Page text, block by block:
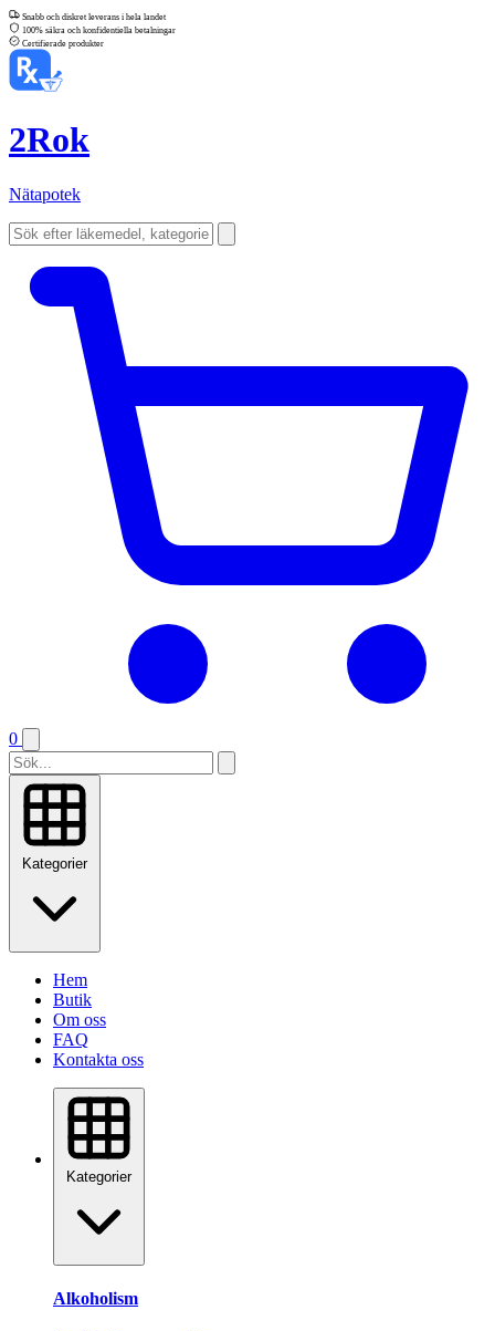
Snabb och diskret leverans i hela landet
100% säkra och konfidentiella betalningar
Certifierade produkter
2Rok
Nätapotek
0
Kategorier
Hem
Butik
Om oss
FAQ
Kontakta oss
Kategorier
Alkoholism